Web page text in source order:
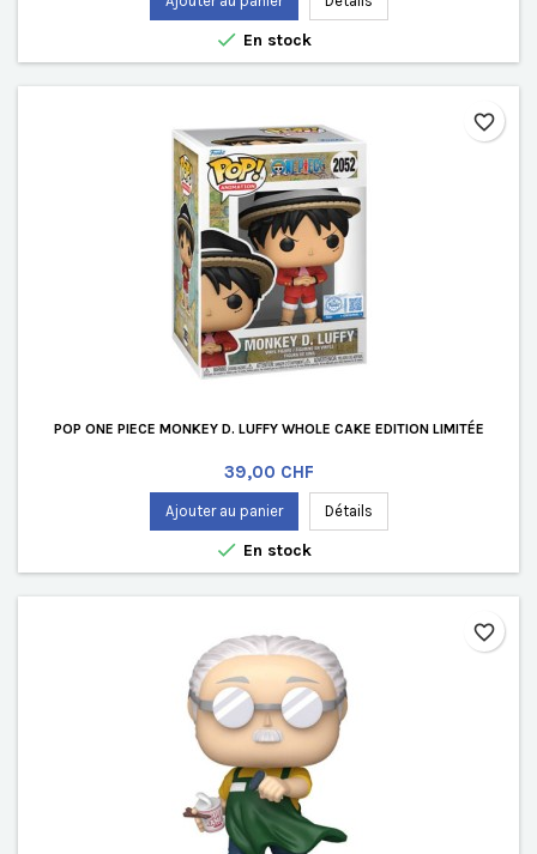
 En stock
POP ONE PIECE MONKEY D. LUFFY WHOLE CAKE EDITION LIMITÉE
Prix
39,00 CHF
Ajouter au panier Détails
 En stock
favorite_border
favorite_border